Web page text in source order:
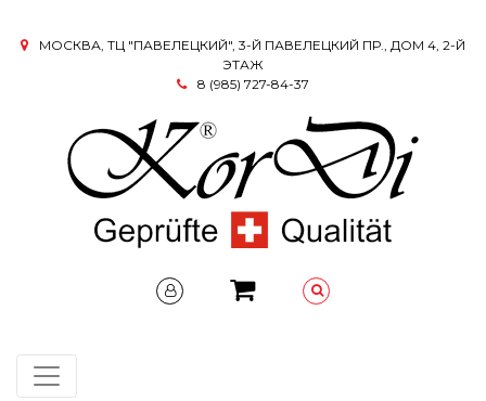
МОСКВА, ТЦ "ПАВЕЛЕЦКИЙ", 3-Й ПАВЕЛЕЦКИЙ ПР., ДОМ 4, 2-Й
ЭТАЖ
8 (985) 727-84-37